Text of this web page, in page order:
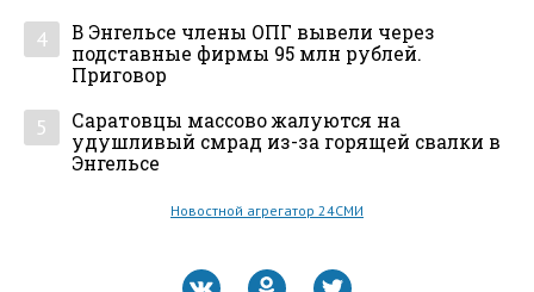
4
В Энгельсе члены ОПГ вывели через
подставные фирмы 95 млн рублей.
Приговор
5
Саратовцы массово жалуются на
удушливый смрад из-за горящей свалки в
Энгельсе
Новостной агрегатор 24СМИ